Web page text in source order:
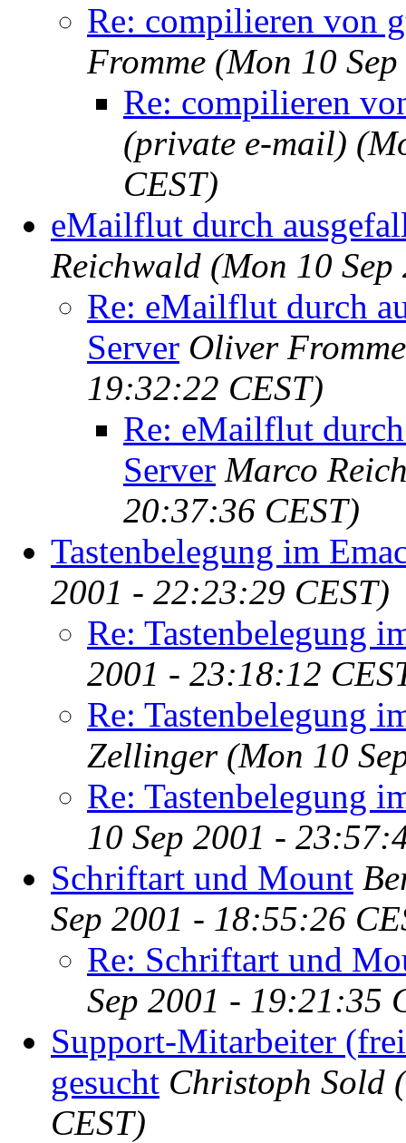
Re: compilieren von
Fromme (Mon 10
Re: compilieren
(private e-mail)
CEST)
eMailflut durch
Reichwald (Mon 10
Re: eMailflut durch
Server Oliver Fromme
19:32:22 CEST)
Re: eMailflut
Server Marco
20:37:36 CEST)
Tastenbelegung im
2001 - 22:23:29 CEST)
Re: Tastenbelegung
2001 - 23:18:12
Re: Tastenbelegung
Zellinger (Mon 10
Re: Tastenbelegung
10 Sep 2001 -
Schriftart und Mount
Sep 2001 - 18:55:26
Re: Schriftart und
Sep 2001 - 19:21:35
Support-Mitarbeiter
gesucht Christoph Sold
CEST)